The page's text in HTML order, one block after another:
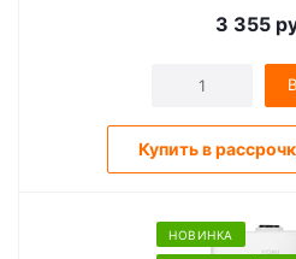
3 355
Купить в
НОВИНКА